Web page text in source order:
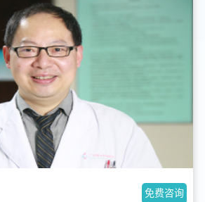
免费咨询